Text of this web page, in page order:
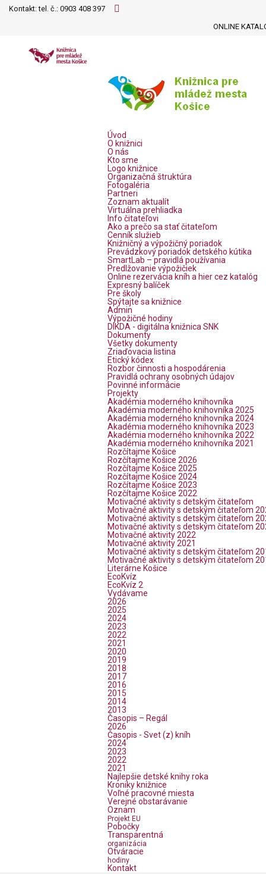
Kontakt: tel. č.: 0903 408 397
ONLINE
Úvod
O knižnici
O nás
Kto sme
Logo knižnice
Organizačná štruktúra
Fotogaléria
Partneri
Zoznam aktualít
Virtuálna prehliadka
Info čitateľovi
Ako a prečo sa stať čitateľom
Cenník služieb
Knižničný a výpožičný poriadok
Prevádzkový poriadok detského kútika
SmartLab – pravidlá používania
Predlžovanie výpožičiek
Online rezervácia kníh a hier cez katalóg
Expresný balíček
Pre školy
Spýtajte sa knižnice
Admin
Výpožičné hodiny
DIKDA - digitálna knižnica SNK
Dokumenty
Všetky dokumenty
Zriaďovacia listina
Etický kódex
Rozbor činnosti a hospodárenia
Pravidlá ochrany osobných údajov
Povinné informácie
Projekty
Akadémia moderného knihovníka
Akadémia moderného knihovníka 2025
Akadémia moderného knihovníka 2024
Akadémia moderného knihovníka 2023
Akadémia moderného knihovníka 2022
Akadémia moderného knihovníka 2021
Rozčítajme Košice
Rozčítajme Košice 2026
Rozčítajme Košice 2025
Rozčítajme Košice 2024
Rozčítajme Košice 2023
Rozčítajme Košice 2022
Motivačné aktivity s detským čitateľom
Motivačné aktivity s detským čitateľom
Motivačné aktivity s detským čitateľom
Motivačné aktivity s detským čitateľom
Motivačné aktivity 2022
Motivačné aktivity 2021
Motivačné aktivity s detským čitateľom
Motivačné aktivity s detským čitateľom
Literárne Košice
EcoKvíz
EcoKvíz 2
Vydávame
2026
2025
2024
2023
2022
2021
2020
2019
2018
2017
2016
2015
2014
2013
Časopis – Regál
2026
Časopis - Svet (z) kníh
2024
2023
2022
2021
Najlepšie detské knihy roka
Kroniky knižnice
Voľné pracovné miesta
Verejné obstarávanie
Oznam
Projekt EU
Pobočky
Transparentná
organizácia
Otváracie
hodiny
Kontakt